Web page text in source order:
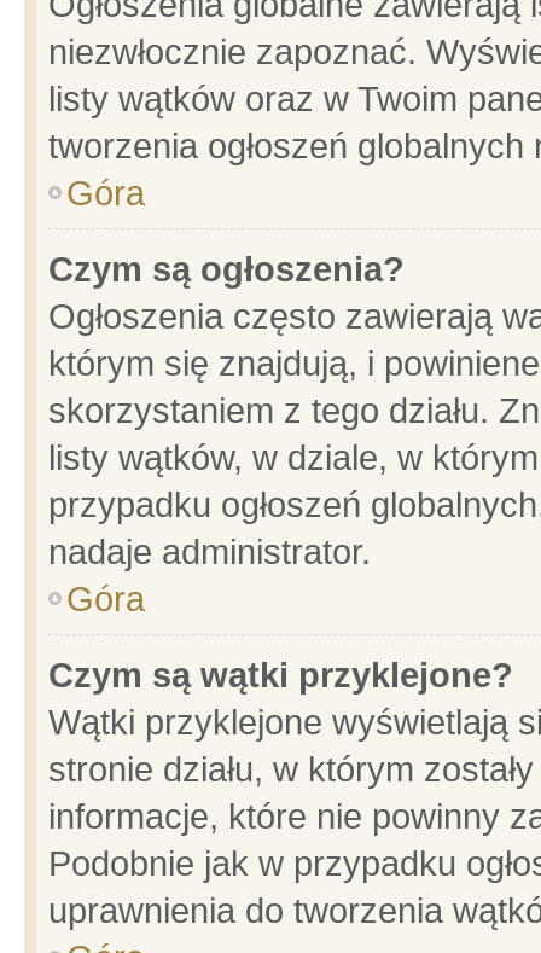
niezwłocznie zapoznać.
listy wątków oraz w Twoim
tworzenia ogłoszeń
Góra
Czym są ogłoszenia?
Ogłoszenia często zawierają
którym się znajdują, i
skorzystaniem z tego działu.
listy wątków, w dziale, w
przypadku ogłoszeń
nadaje administrator.
Góra
Czym są wątki przyklejone?
Wątki przyklejone wyświetlają
stronie działu, w którym
informacje, które nie powinny
Podobnie jak w przypadku
uprawnienia do tworzenia